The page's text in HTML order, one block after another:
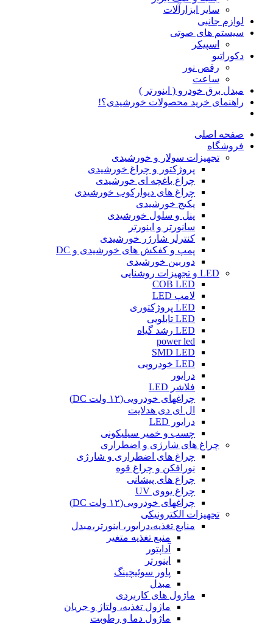
سایر ابزارآلات
لوازم جانبی
سیستم های صوتی
اسپیکر
دکوراتیو
رقص نور
ساعت
مبدل برق خودرو ( اینورتر )
راهنمای خرید محصولات خورشیدی؟!
صفحه اصلی
فروشگاه
تجهیزات سولار و خورشیدی
پروژکتور و چراغ خورشیدی
چراغ باغچه ای خورشیدی
چراغ های دیوارکوب خورشیدی
پکیج خورشیدی
پنل و سلول خورشیدی
سانورتر و اینورتر
کنترلر شارژر خورشیدی
پمپ و کفکش های خورشیدی و DC
دوربین خورشیدی
LED و تجهیزات روشنایی
COB LED
لامپ LED
LED پروژکتوری
LED تابلویی
LED رشد گیاه
power led
SMD LED
LED خودرویی
درایور
فلاشر LED
چراغهای خودرویی(۱۲ ولت DC)
ال ای دی هدلایت
درایور LED
چسب و خمیر سیلیکونی
چراغ های شارژی و اضطراری
چراغ های اضطراری و شارژی
نورافکن و چراغ قوه
چراغ های پیشانی
چراغ یووی UV
چراغهای خودرویی(۱۲ ولت DC)
تجهیزات الکترونیکی
منابع تغذیه،درایور، اینورتر،مبدل
منبع تغذیه متغیر
آداپتور
اینورتر
پاور سوئیچینگ
مبدل
ماژول های کاربردی
ماژول تغذیه، ولتاژ و جریان
ماژول دما و رطوبت